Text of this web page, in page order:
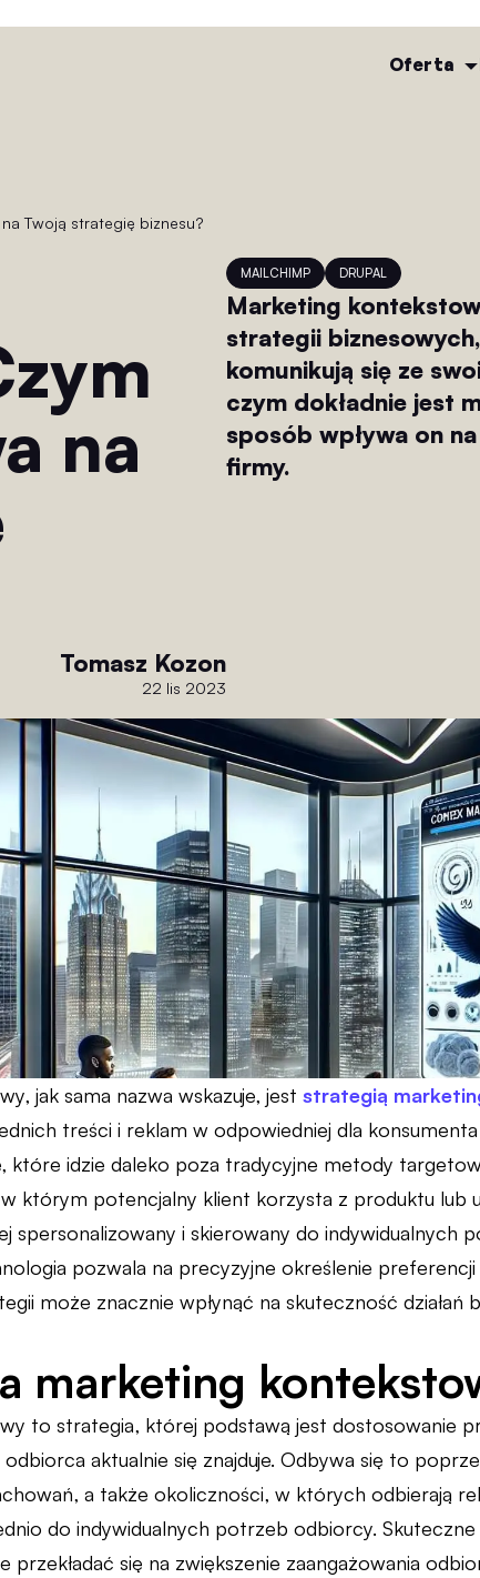
Oferta
Twoją strategię biznesu?
na
Tomasz Kozon
22 lis 2023
MAILCHIMP DRUPAL
Marketing
strategii
komunikują się ze
czym dokładnie jest
sposób wpływa on
firmy.
jak sama nazwa wskazuje, jest strategią
treści i reklam w odpowiedniej dla
które idzie daleko poza tradycyjne metody
którym potencjalny klient korzysta z produktu lub
spersonalizowany i skierowany do indywidualnych
pozwala na precyzyjne określenie
może znacznie wpłynąć na skuteczność działań
marketing
to strategia, której podstawą jest dostosowanie
aktualnie się znajduje. Odbywa się to
a także okoliczności, w których odbierają
do indywidualnych potrzeb odbiorcy.
się na zwiększenie zaangażowania